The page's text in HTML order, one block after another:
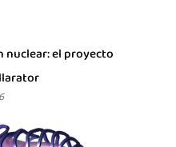
nuclear: el proyecto